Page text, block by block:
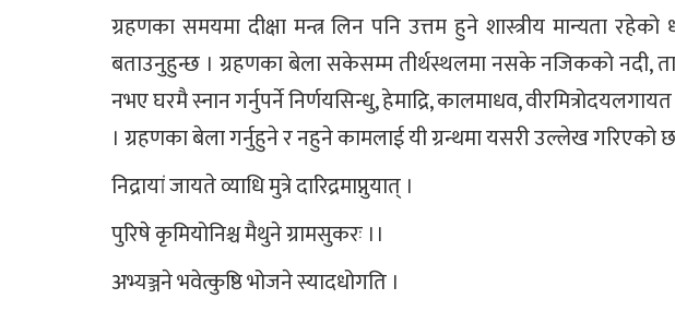
ग्रहणका समयमा दीक्षा मन्त्र लिन पनि उत्तम हुने शास्त्रीय मान्यता रहेको
बताउनुहुन्छ । ग्रहणका बेला सकेसम्म तीर्थस्थलमा नसके नजिकको नदी,
नभए घरमै स्नान गर्नुपर्ने निर्णयसिन्धु, हेमाद्रि, कालमाधव,
। ग्रहणका बेला गर्नुहुने र नहुने कामलाई यी ग्रन्थमा यसरी उल्लेख गरिएको
निद्रायां जायते व्याधि मुत्रे दारिद्रमाप्नुयात् ।
पुरिषे कृमियोनिश्च मैथुने ग्रामसुकरः ।।
अभ्यञ्जने भवेत्कुष्ठि भोजने स्यादधोगति ।